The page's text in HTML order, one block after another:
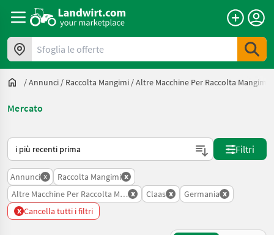
Sfoglia le offerte
/Annunci / Raccolta Mangimi /Altre Macchine Per Raccolta Mangimi
Mercato
Ecco come viene ordinato su Landwirt.com
Filtri
Annunci x Raccolta Mangimi x
Altre Macchine Per Raccolta Mangimi
x Claas x Germania x
x Cancella tutti i filtri